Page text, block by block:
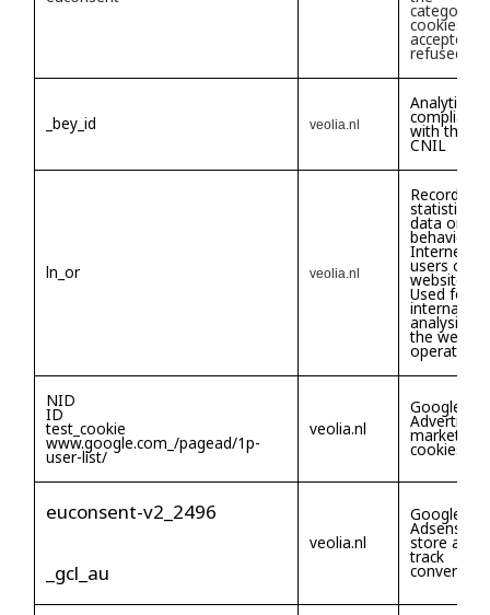
categories
cookies
accepted
refused
_bey_id veolia.nl
Analytics
compliant
with the
CNIL
ln_or veolia.nl
Records
statistical
data on
behavior of
Internet
users on
website.
Used for
internal
analysis by
the
operator.
NID
ID
test_cookie
www.google.com_/pagead/1p-
user-list/
veolia.nl
Google
Advertising
marketing
cookies
euconsent-v2_2496
_gcl_au
veolia.nl
Google
Adsense.
store and
track